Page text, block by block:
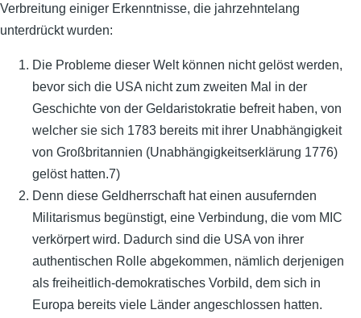
Verbreitung einiger Erkenntnisse, die jahrzehntelang
unterdrückt wurden:
Die Probleme dieser Welt können nicht gelöst werden,
bevor sich die USA nicht zum zweiten Mal in der
Geschichte von der Geldaristokratie befreit haben, von
welcher sie sich 1783 bereits mit ihrer Unabhängigkeit
von Großbritannien (Unabhängigkeitserklärung 1776)
gelöst hatten.7)
Denn diese Geldherrschaft hat einen ausufernden
Militarismus begünstigt, eine Verbindung, die vom MIC
verkörpert wird. Dadurch sind die USA von ihrer
authentischen Rolle abgekommen, nämlich derjenigen
als freiheitlich-demokratisches Vorbild, dem sich in
Europa bereits viele Länder angeschlossen hatten.